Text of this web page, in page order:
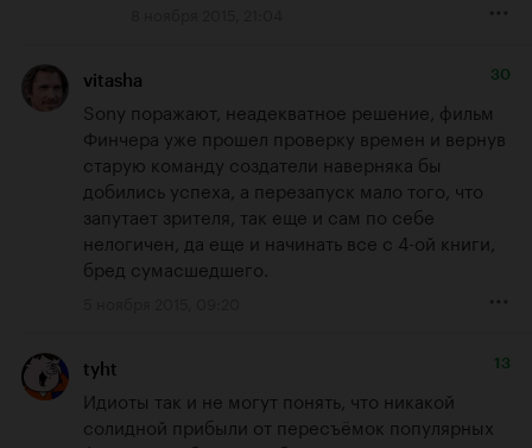
vitasha 30
Sony поражают, неадекватное решение, фильм
Финчера уже прошел проверку времен и вернув
старую команду создатели наверняка бы
добились успеха, а перезапуск мало того, что
запутает зрителя, так еще и сам по себе
нелогичен, да еще и начинать все с 4-ой книги,
бред сумасшедшего.
tyht 13
Идиоты так и не могут понять, что никакой
солидной прибыли от пересъёмок популярных